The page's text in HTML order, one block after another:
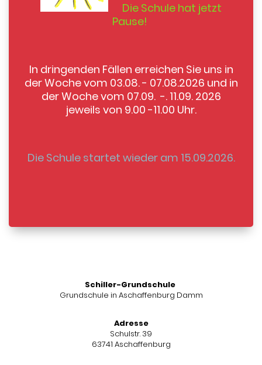
Die Schule hat jetzt
Pause!
In dringenden Fällen erreichen Sie uns in
der Woche vom 03.08. - 07.08.2026 und in
der Woche vom 07.09. -. 11.09. 2026
jeweils von 9.00 -11.00 Uhr.
Die Schule startet wieder am 15.09.2026.
Schiller-Grundschule
Grundschule in Aschaffenburg Damm
Adresse
Schulstr. 39
63741 Aschaffenburg